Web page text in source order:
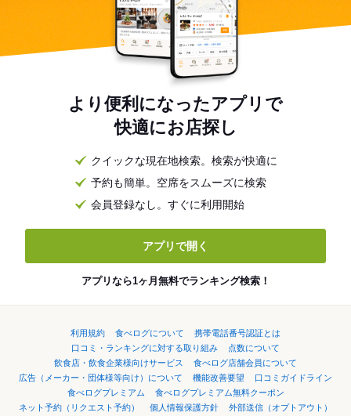
より便利になったアプリで
快適にお店探し
クイックな現在地検索。検索が快適に
予約も簡単。空席をスムーズに検索
会員登録なし。すぐに利用開始
アプリで開く
アプリなら1ヶ月無料でランキング検索！
利用規約 食べログについて
携帯電話番号認証とは
口コミ・ランキングに対する取り組み
点数について
飲食店・飲食企業様向けサービス
食べログ店舗会員について
広告（メーカー・団体様等向け）について
機能改善要望
口コミガイドライン
食べログプレミアム
食べログプレミアム無料クーポン
ネット予約（リクエスト予約）
個人情報保護方針 外部送信（オプトアウト）